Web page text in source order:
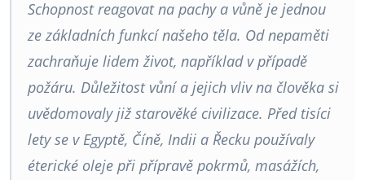
Schopnost reagovat na pachy a vůně je jednou
ze základních funkcí našeho těla. Od nepaměti
zachraňuje lidem život, například v případě
požáru. Důležitost vůní a jejich vliv na člověka si
uvědomovaly již starověké civilizace. Před tisíci
lety se v Egyptě, Číně, Indii a Řecku používaly
éterické oleje při přípravě pokrmů, masážích,